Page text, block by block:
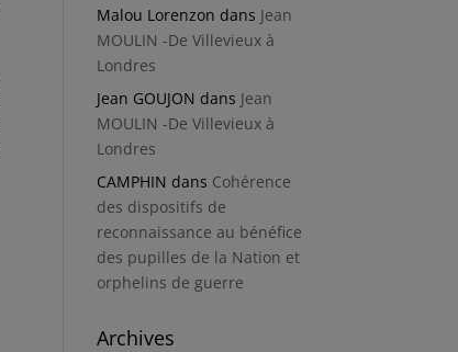
Malou Lorenzon dans Jean
MOULIN -De Villevieux à
Londres
Jean GOUJON dans Jean
MOULIN -De Villevieux à
Londres
CAMPHIN dans Cohérence
des dispositifs de
reconnaissance au bénéfice
des pupilles de la Nation et
orphelins de guerre
Archives